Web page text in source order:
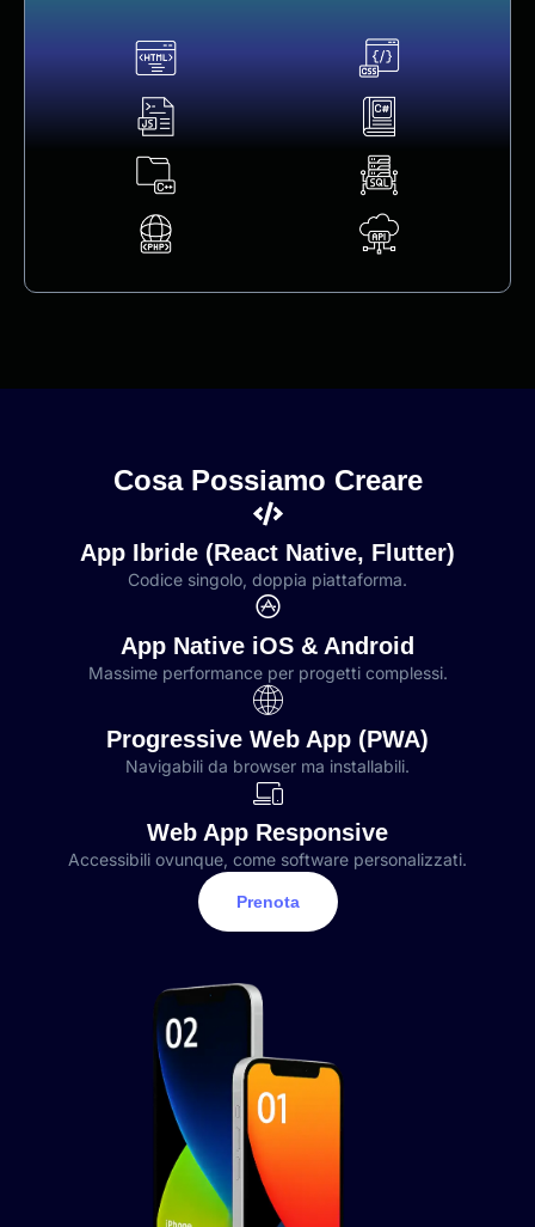
Cosa Possiamo Creare
App Ibride (React Native, Flutter)
Codice singolo, doppia piattaforma.
App Native iOS & Android
Massime performance per progetti complessi.
Progressive Web App (PWA)
Navigabili da browser ma installabili.
Web App Responsive
Accessibili ovunque, come software personalizzati.
Prenota